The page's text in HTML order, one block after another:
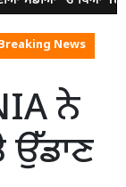
News
ਨੇ
ਉੱਡਾਣ